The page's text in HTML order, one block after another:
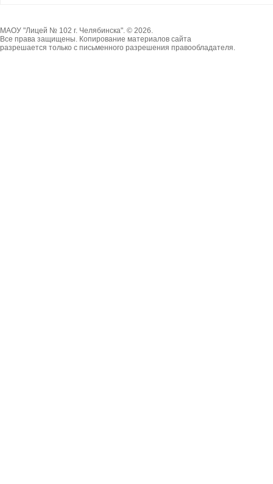
МАОУ "Лицей № 102 г. Челябинска". © 2026.
Все права защищены. Копирование материалов сайта
разрешается только с письменного разрешения правообладателя.